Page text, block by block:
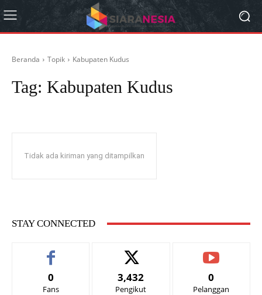
Beranda Topik Kabupaten Kudus
Tag: Kabupaten Kudus
Tidak ada kiriman yang ditampilkan
STAY CONNECTED
0
Fans
3,432
Pengikut
0
Pelanggan